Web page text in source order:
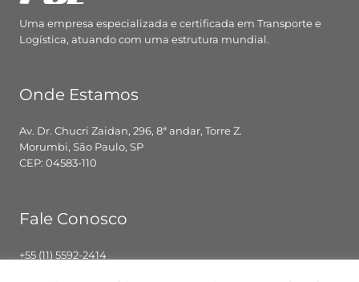
Uma empresa especializada e certificada em Transporte e
Logística, atuando com uma estrutura mundial.
Onde Estamos
Av. Dr. Chucri Zaidan, 296, 8ª andar, Torre Z.
Morumbi, São Paulo, SP
CEP: 04583-110
Fale Conosco
+55 (11) 5592-2414